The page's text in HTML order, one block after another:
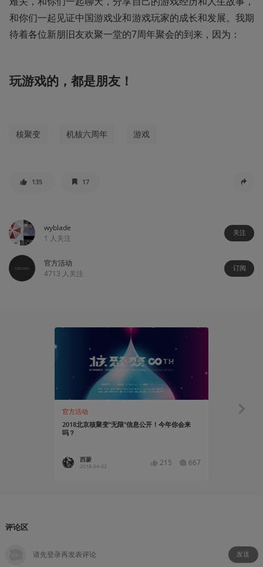
和你们一起见证中国游戏业和游戏玩家的成长和发展。我期
待着各位新朋旧友欢聚一堂的7周年聚会的到来，因为：
玩游戏的，都是朋友！
核聚变 机核六周年 游戏
135 17
wyblade
1 人关注
关注
官方活动
4713 人关注
订阅
官方活动
2018北京核聚变“无限”信息公开！今年你会来
吗？
西蒙
2018-04-02 215 667
有感而发
评论区
发送